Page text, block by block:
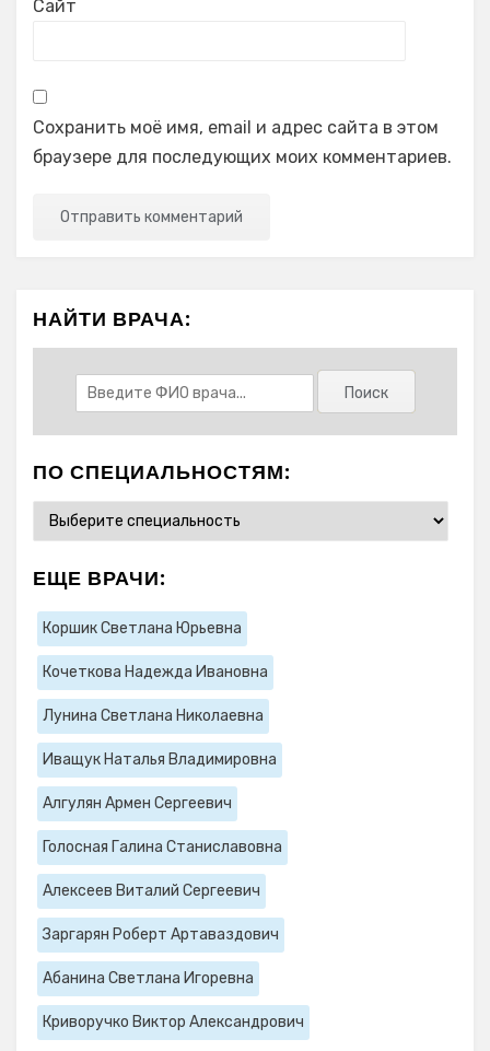
Сайт
Сохранить моё имя, email и адрес сайта в этом
браузере для последующих моих комментариев.
НАЙТИ ВРАЧА:
ПО СПЕЦИАЛЬНОСТЯМ:
ЕЩЕ ВРАЧИ:
Коршик Светлана Юрьевна
Кочеткова Надежда Ивановна
Лунина Светлана Николаевна
Иващук Наталья Владимировна
Алгулян Армен Сергеевич
Голосная Галина Станиславовна
Алексеев Виталий Сергеевич
Заргарян Роберт Артаваздович
Абанина Светлана Игоревна
Криворучко Виктор Александрович